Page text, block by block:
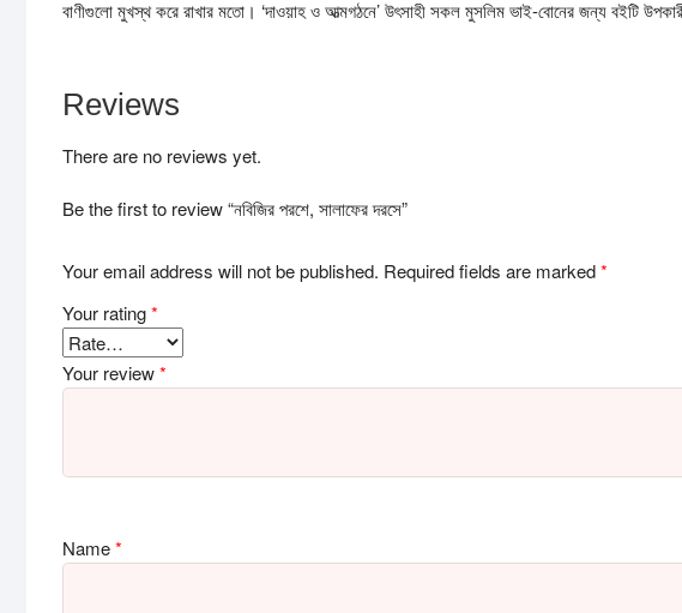
বাণীগুলো মুখস্থ করে রাখার মতো। ‘দাওয়াহ ও আত্মগঠনে’ উৎসাহী সকল মুসলিম ভাই-বোনের জন্য বইটি
Reviews
There are no reviews yet.
Be the first to review “নবিজির পরশে, সালাফের দরসে”
Your email address will not be published. Required fields are marked*
Your rating*
Your review*
Name*